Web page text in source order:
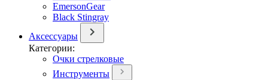
EmersonGear
Black Stingray
Аксессуары
Категории:
Очки стрелковые
Инструменты